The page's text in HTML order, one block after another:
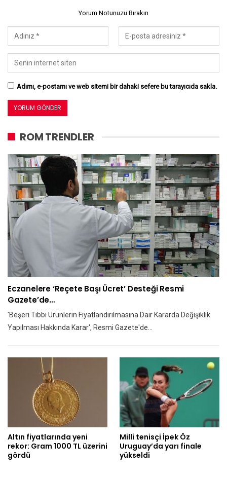
Yorum Notunuzu Bırakın
Adımı, e-postamı ve web sitemi bir dahaki sefere bu tarayıcıda sakla.
ROM TRENDLER
Eczanelere ‘reçete Başı Ücret’ Desteği Resmi
Gazete’de…
'Beşeri Tıbbi Ürünlerin Fiyatlandırılmasına Dair Kararda Değişiklik
Yapılması Hakkında Karar', Resmi Gazete'de…
Altın fiyatlarında yeni
rekor: Gram 1000 TL üzerini
gördü
Milli tenisçi İpek Öz
Uruguay’da yarı finale
yükseldi